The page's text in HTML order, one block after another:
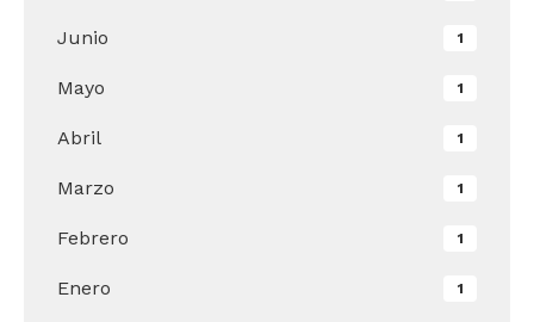
Junio 1
Mayo 1
Abril 1
Marzo 1
Febrero 1
Enero 1